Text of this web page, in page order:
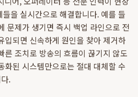
을 실시간으로 해결합니다. 예를 들
문제가 생기면 즉시 백업 라인으로 전
입되면 신속하게 원인을 찾아 제거하
른 조치로 방송의 흐름이 끊기지 않도
화된 시스템만으로는 절대 대체할 수
.